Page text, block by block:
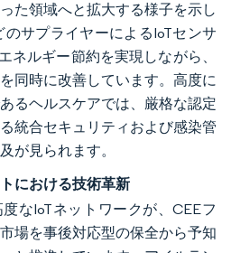
た領域へと拡大する様子を示し
のサプライヤーによるIoTセンサ
ネルギー節約を実現しながら、
同時に改善しています。高度に
るヘルスケアでは、厳格な認定
統合セキュリティおよび感染管
が見られます。
における技術革新
なIoTネットワークが、CEEフ
場を事後対応型の保全から予知